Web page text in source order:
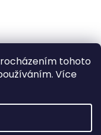
tohoto
Více